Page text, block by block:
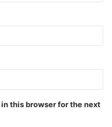
this browser for the next